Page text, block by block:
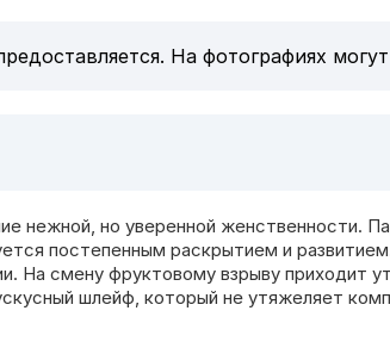
На фотографиях
нежной, но уверенной женственности.
постепенным раскрытием и
На смену фруктовому взрыву приходит
шлейф, который не утяжеляет